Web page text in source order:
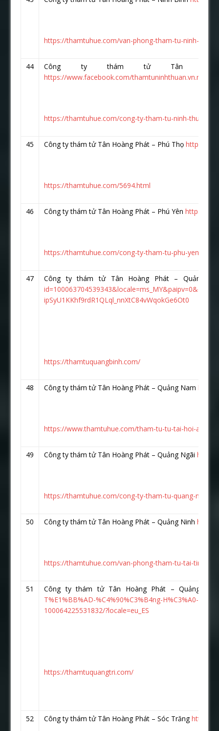
https://thamtuhue.com/van-phong-tham-tu-ninh-
44
Công ty thám tử Tân
https://www.facebook.com/thamtuninhthuan.vn.net/
https://thamtuhue.com/cong-ty-tham-tu-ninh-thuan-
45 Công ty thám tử Tân Hoàng Phát – Phú Thọhttps://
https://thamtuhue.com/5694.html
46 Công ty thám tử Tân Hoàng Phát – Phú Yênhttps://
https://thamtuhue.com/cong-ty-tham-tu-phu-yen-uy-
47
Công ty thám tử Tân Hoàng Phát – Quảng
ipSyU1KKhf9rdR1QLql_nnXtC84vWqokGe6Ot0
https://thamtuquangbinh.com/
48 Công ty thám tử Tân Hoàng Phát – Quảng Nam
https://www.thamtuhue.com/tham-tu-tu-tai-hoi-an-
49 Công ty thám tử Tân Hoàng Phát – Quảng Ngãi
https://thamtuhue.com/cong-ty-tham-tu-quang-ngai-
50 Công ty thám tử Tân Hoàng Phát – Quảng Ninh
https://thamtuhue.com/van-phong-tham-tu-tai-tinh-
51 Công ty thám tử Tân Hoàng Phát – Quảng Trị
T%E1%BB%AD-%C4%90%C3%B4ng-H%C3%A0-
100064225531832/?locale=eu_ES
https://thamtuquangtri.com/
52 Công ty thám tử Tân Hoàng Phát – Sóc Trănghttps://